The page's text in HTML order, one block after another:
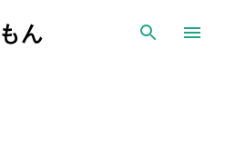
ン コンテンツに移動
ん